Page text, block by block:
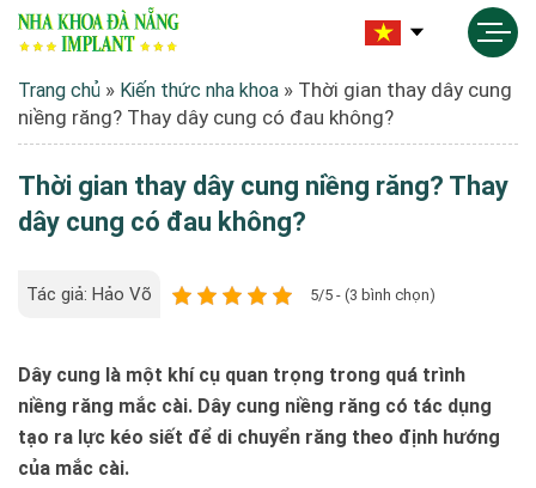
Trang chủ » Kiến thức nha khoa » Thời gian thay dây cung
niềng răng? Thay dây cung có đau không?
Thời gian thay dây cung niềng răng? Thay
dây cung có đau không?
Tác giả: Hảo Võ 5/5 - (3 bình chọn)
Dây cung là một khí cụ quan trọng trong quá trình
niềng răng mắc cài. Dây cung niềng răng có tác dụng
tạo ra lực kéo siết để di chuyển răng theo định hướng
của mắc cài.